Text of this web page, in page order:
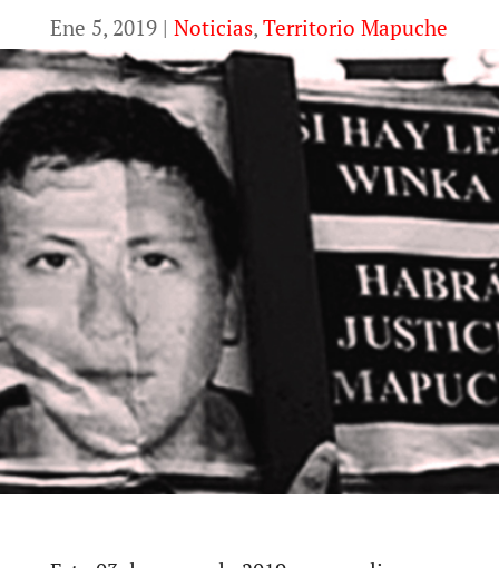
Ene 5, 2019| Noticias, Territorio Mapuche